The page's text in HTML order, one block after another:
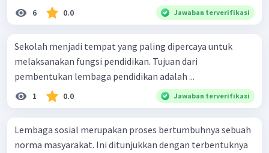
6 0.0 Jawaban terverifikasi
Sekolah menjadi tempat yang paling dipercaya untuk
melaksanakan fungsi pendidikan. Tujuan dari
pembentukan lembaga pendidikan adalah ...
1 0.0 Jawaban terverifikasi
Lembaga sosial merupakan proses bertumbuhnya sebuah
norma masyarakat. Ini ditunjukkan dengan terbentuknya